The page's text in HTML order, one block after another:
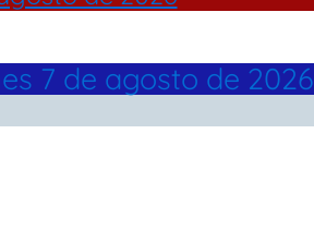
7 de agosto de 2026